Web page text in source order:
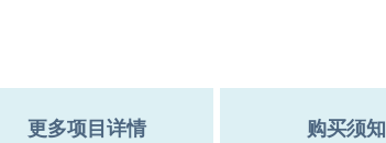
更多项目详情 购买须知